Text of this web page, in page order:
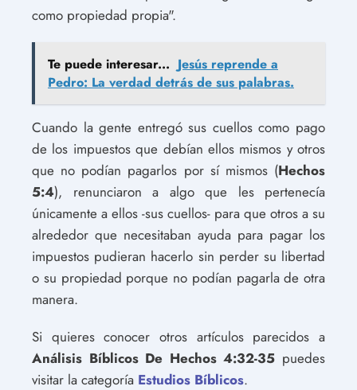
como propiedad propia".
Te puede interesar... Jesús reprende a
Pedro: La verdad detrás de sus palabras.
Cuando la gente entregó sus cuellos como pago
de los impuestos que debían ellos mismos y otros
que no podían pagarlos por sí mismos (Hechos
5:4), renunciaron a algo que les pertenecía
únicamente a ellos -sus cuellos- para que otros a su
alrededor que necesitaban ayuda para pagar los
impuestos pudieran hacerlo sin perder su libertad
o su propiedad porque no podían pagarla de otra
manera.
Si quieres conocer otros artículos parecidos a
Análisis Bíblicos De Hechos 4:32-35 puedes
visitar la categoría Estudios Bíblicos.